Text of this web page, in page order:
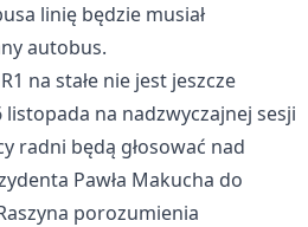
linię będzie musiał
autobus.
na stałe nie jest jeszcze
na nadzwyczajnej sesji
radni będą głosować nad
Pawła Makucha do
porozumienia